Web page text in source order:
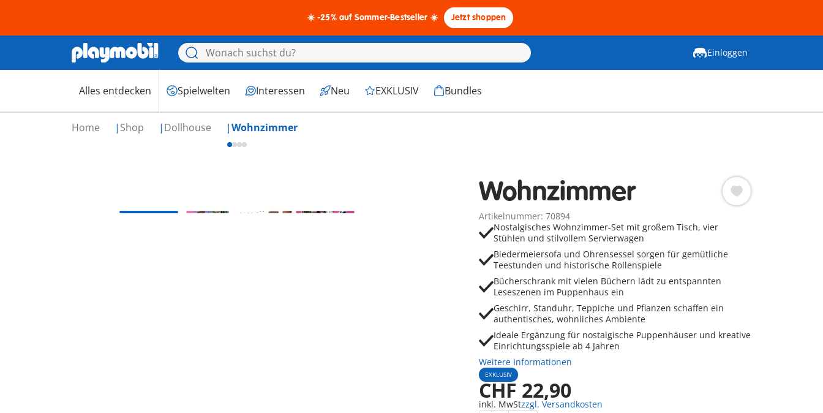
☀️ -25% auf Sommer-Bestseller ☀️ Jetzt shoppen
Einloggen
Alles entdecken Spielwelten Interessen Neu EXKLUSIV Bundles
Home Shop Dollhouse Wohnzimmer
Wohnzimmer
Artikelnummer: 70894
Nostalgisches Wohnzimmer-Set mit großem Tisch, vier
Stühlen und stilvollem Servierwagen
Biedermeiersofa und Ohrensessel sorgen für gemütliche
Teestunden und historische Rollenspiele
Bücherschrank mit vielen Büchern lädt zu entspannten
Leseszenen im Puppenhaus ein
Geschirr, Standuhr, Teppiche und Pflanzen schaffen ein
authentisches, wohnliches Ambiente
Ideale Ergänzung für nostalgische Puppenhäuser und kreative
Einrichtungsspiele ab 4 Jahren
Weitere Informationen
EXKLUSIV
CHF 22,90
inkl. MwStzzgl. Versandkosten